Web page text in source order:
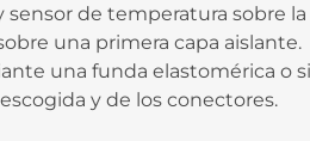
de temperatura sobre
una primera capa aislante.
una funda elastomérica o
y de los conectores.